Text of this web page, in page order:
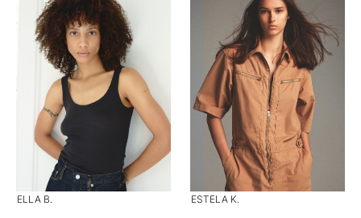
ELLA B. ESTELA K.